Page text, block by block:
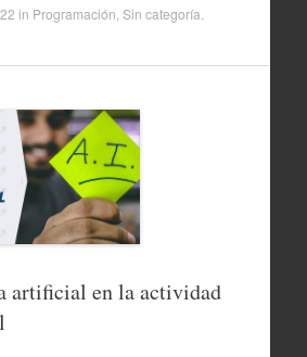
in Programación Sin categoría
artificial en la actividad